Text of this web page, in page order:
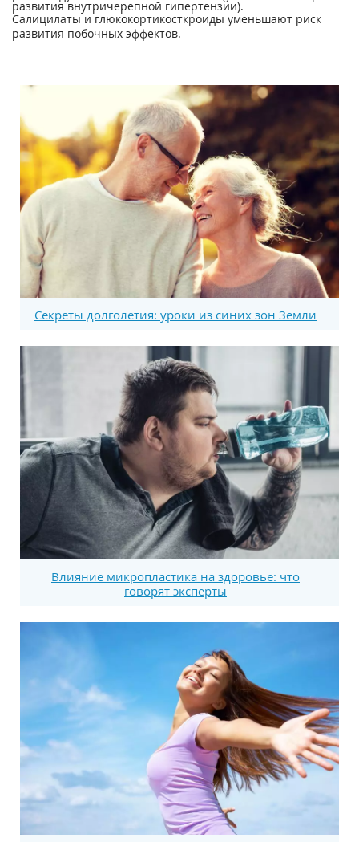
развития внутричерепной гипертензии).
Салицилаты и глюкокортикосткроиды уменьшают риск
развития побочных эффектов.
Секреты долголетия: уроки из синих зон Земли
Влияние микропластика на здоровье: что
говорят эксперты